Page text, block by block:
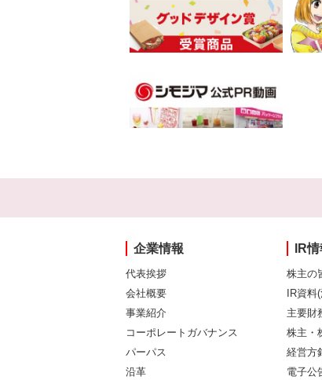
企業情報
代表挨拶
会社概要
事業紹介
コーポレートガバナンス
パーパス
沿革
IR
株主の
IR資料
主要財
株主・
経営方
電子公